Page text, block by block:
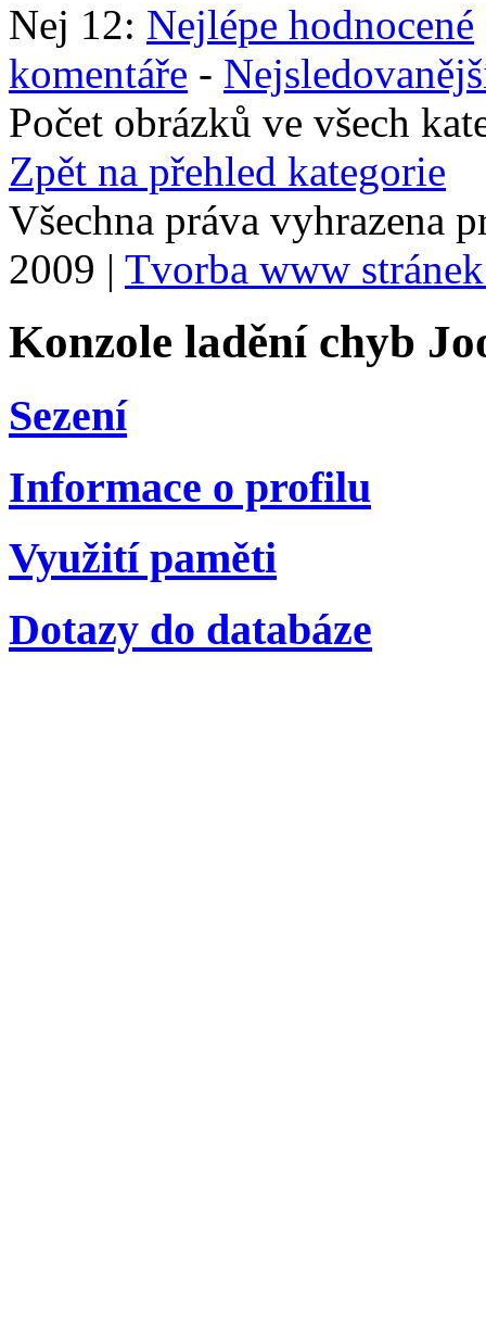
Nej 12: Nejlépe hodnocené
komentáře -
Počet obrázků ve všech
Zpět na přehled kategorie
Všechna práva vyhrazena
2009 | Tvorba www
Konzole ladění chyb
Sezení
Informace o profilu
Využití paměti
Dotazy do databáze